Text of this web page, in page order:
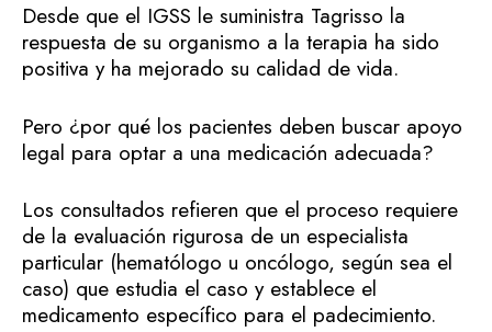
Desde que el IGSS le suministra Tagrisso la
respuesta de su organismo a la terapia ha sido
positiva y ha mejorado su calidad de vida.
Pero ¿por qué los pacientes deben buscar apoyo
legal para optar a una medicación adecuada?
Los consultados refieren que el proceso requiere
de la evaluación rigurosa de un especialista
particular (hematólogo u oncólogo, según sea el
caso) que estudia el caso y establece el
medicamento específico para el padecimiento.